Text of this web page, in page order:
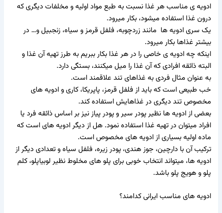
ادویه ی مناسب هر غذا نسبت به طبع مواد اولیه و مخلفات دیگری که
درون غذا استفاده میشود، بکار میرود.
یک سری ادویه ها مانند زردچوبه، فلفل قرمز و سیاه، زنجبیل و… در
بیشتر غذاها بکار میرود.
اینکه چه ادویه ی خاصی را در هر غذا بکار ببریم به طرز تهیه آن غذا و
البته ذائقه افرادی که آن غذا را میل میکنند، بستگی دارد.
به عنوان مثال فردی به غذاهای تند علاقمند است.
خب طبیعی است که باید از فلفل قرمز، پاپریکا، کاری و ادویه های
مخصوص تند دیگری در غذاهایش استفاده کند.
بعضی از ادویه ها نظیر پودر سیر و پودر پیاز نیز بر اساس ذائقه فرد یا
افراد میتوان در تهیه غذا استفاده نمود. هل از دیگر ادویه های است که
ماده اولیه بسیاری از ادویه های مخصوص است.
ترکیب آن با دارچین، جوز هندی، پودر زیره، فلفل سیاه و تعدادی دیگر از
ادویه ها، میتواند انتخاب خوبی برای پلو های مخلوط نظیر لوبیاپلو، کلم
پلو و هویج پلو باشد.
ادویه های مناسب ایرانی کدامند؟